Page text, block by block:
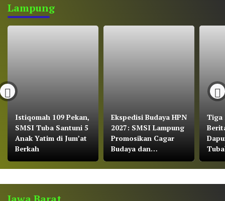
Lampung
Istiqomah 109 Pekan,
SMSI Tuba Santuni 5
Anak Yatim di Jum’at
Berkah
Ekspedisi Budaya HPN
2027: SMSI Lampung
Promosikan Cagar
Budaya dan
Konservasi Gajah
Tiga
Pers